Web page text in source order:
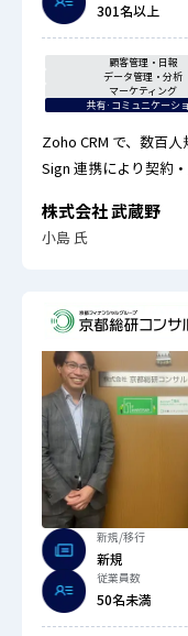
301名以上
顧客管理・日報
データ管理・分析
マーケティング
共有·コミュニケーシ
Zoho CRM で、数百
Sign 連携により契約
株式会社 武蔵野
小島 氏
新規/移行
新規
従業員数
50名未満